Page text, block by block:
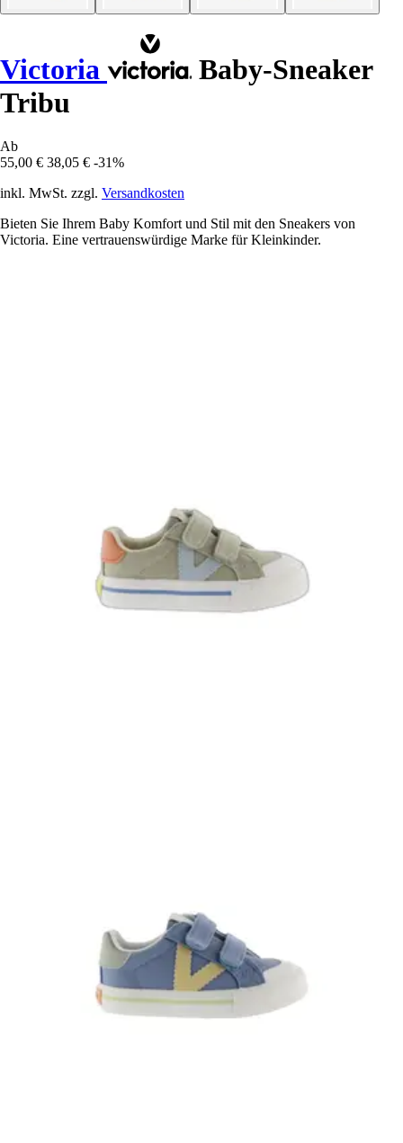
Victoria
Baby-Sneaker
Tribu
Ab
55,00 € 38,05 € -31%
inkl. MwSt. zzgl. Versandkosten
Bieten Sie Ihrem Baby Komfort und Stil mit den Sneakers von
Victoria. Eine vertrauenswürdige Marke für Kleinkinder.